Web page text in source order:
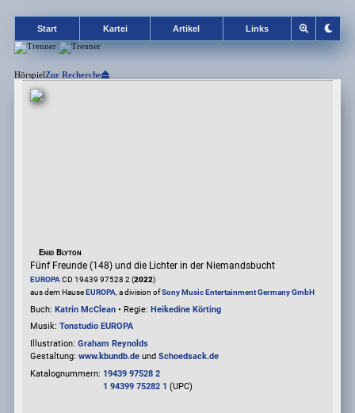
Start Kartei Artikel Links
HörspielZur Recherche
Enid Blyton
Fünf Freunde (148) und die Lichter in der Niemandsbucht
EUROPACD 19439 97528 2 (2022)
aus dem HauseEUROPA, a division ofSony Music Entertainment Germany GmbH
Buch: Katrin McClean• Regie: Heikedine Körting
Musik: Tonstudio EUROPA
Illustration: Graham Reynolds
Gestaltung: www.kbundb.deund Schoedsack.de
Katalognummern: 19439 97528 2
1 94399 75282 1 (UPC)